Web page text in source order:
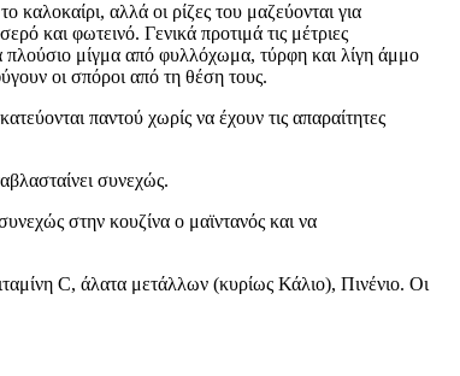
καλοκαίρι, αλλά οι ρίζες του μαζεύονται για
και φωτεινό. Γενικά προτιμά τις μέτριες
πλούσιο μίγμα από φυλλόχωμα, τύρφη και λίγη άμμο
οι σπόροι από τη θέση τους.
παντού χωρίς να έχουν τις απαραίτητες
συνεχώς.
στην κουζίνα ο μαϊντανός και να
C, άλατα μετάλλων (κυρίως Κάλιο), Πινένιο. Οι